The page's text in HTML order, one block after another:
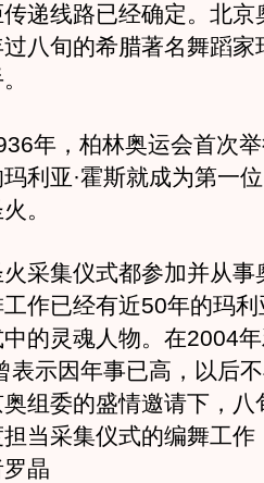
递线路已经确定。北京
八旬的希腊著名舞蹈家
年，柏林奥运会首次举
利亚·霍斯就成为第一
。
采集仪式都参加并从事
作已经有近50年的玛利
的灵魂人物。在2004
表示因年事已高，以后
组委的盛情邀请下，八
当采集仪式的编舞工作
晶